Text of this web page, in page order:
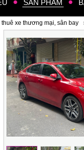
SẢN PHẨM
thuê xe thương mại, sân bay